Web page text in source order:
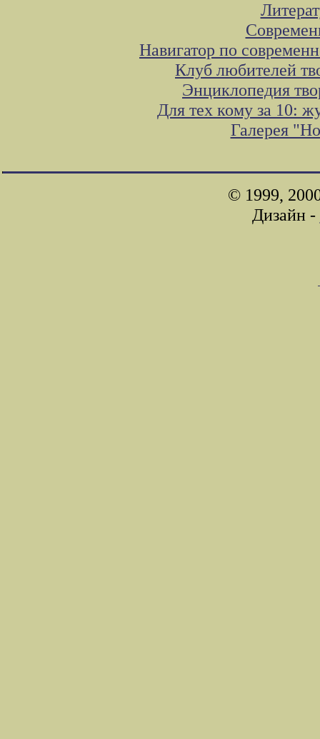
Навигатор по
Клуб любителей
Энциклопедия
Для тех кому за 10:
Галерея
© 1999,
Дизайн -